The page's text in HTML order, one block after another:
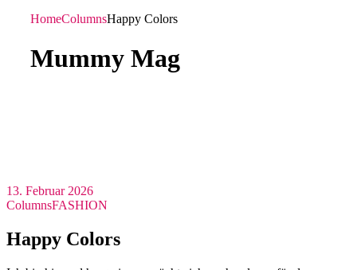
HomeColumnsHappy Colors
Mummy Mag
13. Februar 2026
ColumnsFASHION
Happy Colors